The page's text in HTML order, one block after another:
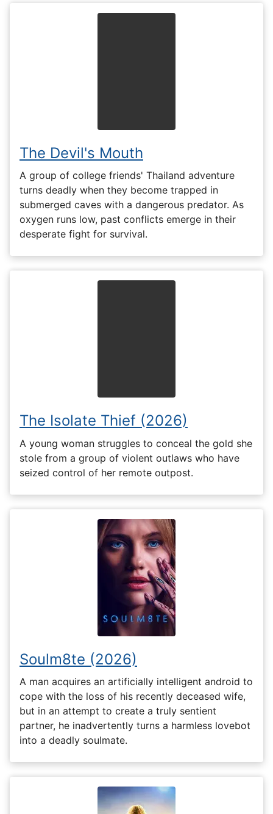
The Devil's Mouth
A group of college friends' Thailand adventure
turns deadly when they become trapped in
submerged caves with a dangerous predator. As
oxygen runs low, past conflicts emerge in their
desperate fight for survival.
The Isolate Thief (2026)
A young woman struggles to conceal the gold she
stole from a group of violent outlaws who have
seized control of her remote outpost.
Soulm8te (2026)
A man acquires an artificially intelligent android to
cope with the loss of his recently deceased wife,
but in an attempt to create a truly sentient
partner, he inadvertently turns a harmless lovebot
into a deadly soulmate.